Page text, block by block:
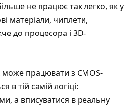
не працює так легко, як у
матеріали, чиплети,
до процесора і 3D-
може працювати з CMOS-
в тій самій логіці:
а вписуватися в реальну